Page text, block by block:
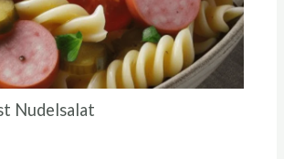
Nudelsalat